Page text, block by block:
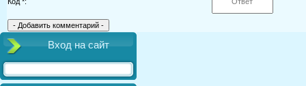
Вход на сайт